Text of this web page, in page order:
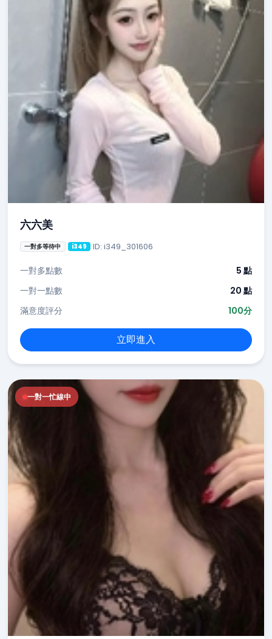
六六美
一對多等待中 i349 ID: i349_301606
一對多點數
5 點
一對一點數
20 點
滿意度評分
100分
立即進入
一對一忙線中